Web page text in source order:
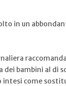
in un
bambini al di
come